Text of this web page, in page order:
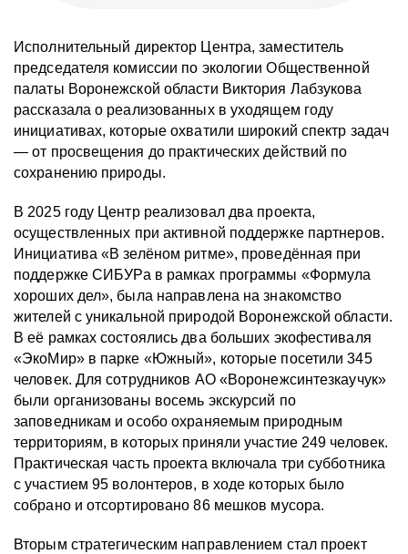
Исполнительный директор Центра, заместитель
председателя комиссии по экологии Общественной
палаты Воронежской области Виктория Лабзукова
рассказала о реализованных в уходящем году
инициативах, которые охватили широкий спектр задач
— от просвещения до практических действий по
сохранению природы.
В 2025 году Центр реализовал два проекта,
осуществленных при активной поддержке партнеров.
Инициатива «В зелёном ритме», проведённая при
поддержке СИБУРа в рамках программы «Формула
хороших дел», была направлена на знакомство
жителей с уникальной природой Воронежской области.
В её рамках состоялись два больших экофестиваля
«ЭкоМир» в парке «Южный», которые посетили 345
человек. Для сотрудников АО «Воронежсинтезкаучук»
были организованы восемь экскурсий по
заповедникам и особо охраняемым природным
территориям, в которых приняли участие 249 человек.
Практическая часть проекта включала три субботника
с участием 95 волонтеров, в ходе которых было
собрано и отсортировано 86 мешков мусора.
Вторым стратегическим направлением стал проект